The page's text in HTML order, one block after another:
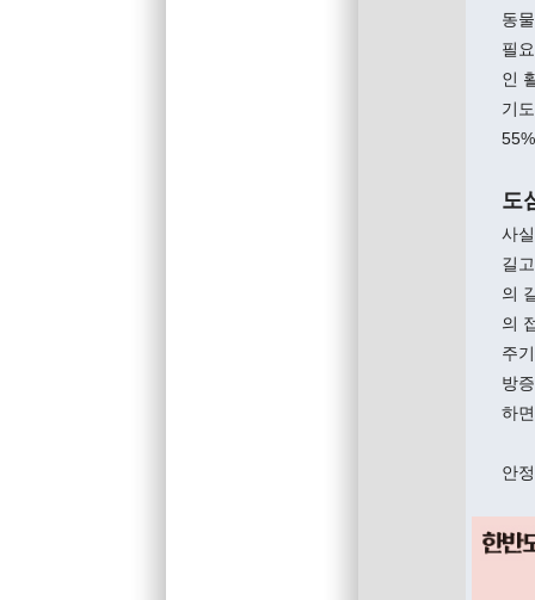
동
필
인
기
도
사
길
의
의
주
방
하
안